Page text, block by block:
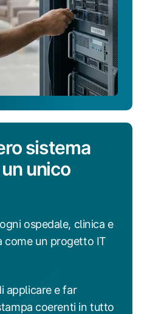
sistema
unico
ospedale, clinica e
come un progetto IT
applicare e far
coerenti in tutto